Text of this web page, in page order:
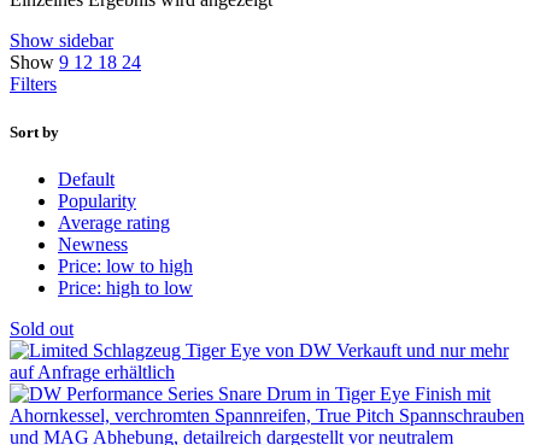
Show sidebar
Show 9 12 18 24
Filters
Sort by
Default
Popularity
Average rating
Newness
Price: low to high
Price: high to low
Sold out